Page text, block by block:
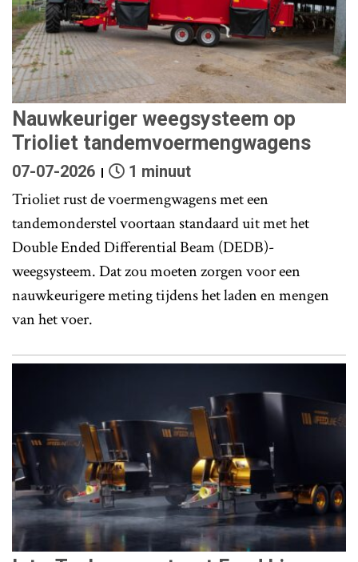
Nauwkeuriger weegsysteem op
Trioliet tandemvoermengwagens
07-07-2026 1 minuut
Trioliet rust de voermengwagens met een
tandemonderstel voortaan standaard uit met het
Double Ended Differential Beam (DEDB)-
weegsysteem. Dat zou moeten zorgen voor een
nauwkeurigere meting tijdens het laden en mengen
van het voer.